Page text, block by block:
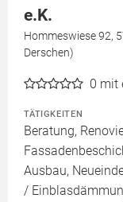
e.K.
Hommeswiese 92,
Derschen)
0 mit
TÄTIGKEITEN
Beratung,
Ausbau,
/